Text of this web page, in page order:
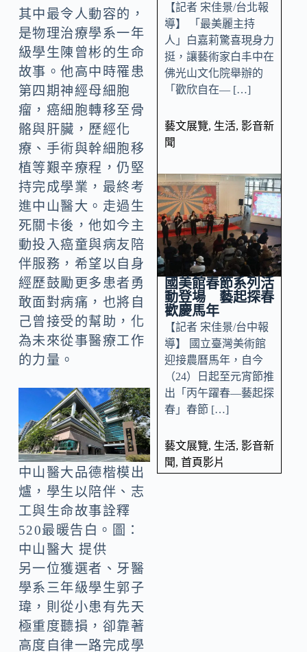
其中最令人動容的，
是物理治療學系一年
級學生陳曾彬的生命
故事。他高中時罹患
第四期神經母細胞
瘤，癌細胞轉移至骨
骼與肝臟，歷經化
療、手術與幹細胞移
植等艱辛療程，仍堅
持完成學業，最終考
進中山醫大。走過生
死關卡後，他如今主
動投入癌童與病友陪
伴服務，希望以自身
經歷鼓勵更多患者勇
敢面對病痛，也將自
己曾接受的幫助，化
為未來從事醫療工作
的力量。
中山醫大品德楷模出
爐，學生以陪伴、志
工與生命故事詮釋
520最暖告白。圖：
中山醫大 提供
另一位獲選者、牙醫
學系三年級學生郭子
瑋，則從小患有先天
極重度聽損，卻靠著
高度自律一路完成學
【記者 宋佳景/台北報
導】 「最美麗主持
人」白嘉莉驚喜現身力
挺，讓藝術家白丰中在
佛光山文化院舉辦的
「歡欣自在— […]
藝文展覽, 生活, 影音新
聞
國美館春節系列活
動登場 藝起探春
歡慶馬年
【記者 宋佳景/台中報
導】 國立臺灣美術館
迎接農曆馬年，自今
（24）日起至元宵節推
出「丙午躍春—藝起探
春」春節 […]
藝文展覽, 生活, 影音新
聞, 首頁影片